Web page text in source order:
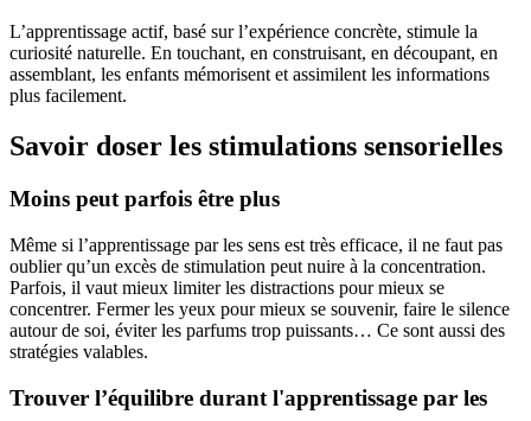
L’apprentissage actif, basé sur l’expérience concrète, stimule la
curiosité naturelle. En touchant, en construisant, en découpant, en
assemblant, les enfants mémorisent et assimilent les informations
plus facilement.
Savoir doser les stimulations sensorielles
Moins peut parfois être plus
Même si l’apprentissage par les sens est très efficace, il ne faut pas
oublier qu’un excès de stimulation peut nuire à la concentration.
Parfois, il vaut mieux limiter les distractions pour mieux se
concentrer. Fermer les yeux pour mieux se souvenir, faire le silence
autour de soi, éviter les parfums trop puissants… Ce sont aussi des
stratégies valables.
Trouver l’équilibre durant l'apprentissage par les